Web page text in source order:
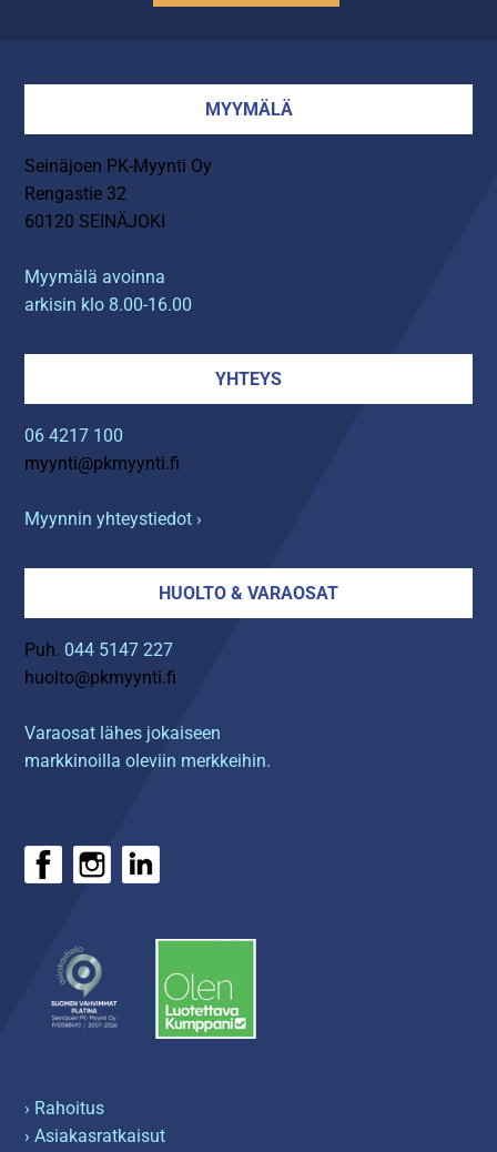
MYYMÄLÄ
Seinäjoen PK-Myynti Oy
Rengastie 32
60120 SEINÄJOKI
Myymälä avoinna
arkisin klo 8.00-16.00
YHTEYS
06 4217 100
myynti@pkmyynti.fi
Myynnin yhteystiedot ›
HUOLTO & VARAOSAT
Puh. 044 5147 227
huolto@pkmyynti.fi
Varaosat lähes jokaiseen
markkinoilla oleviin merkkeihin.
› Rahoitus
› Asiakasratkaisut